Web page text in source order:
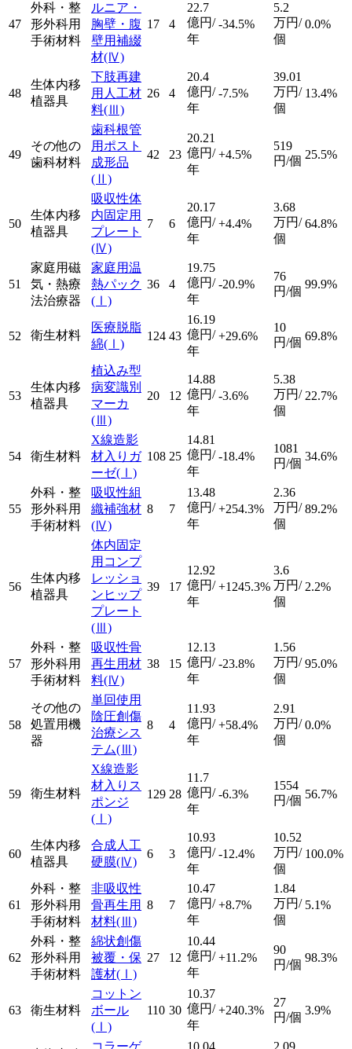
47
外科・整
形外科用
手術材料
ルニア・
胸壁・腹
壁用補綴
材(Ⅳ)
17 4
22.7
億円/
年
-34.5%
5.2
万円/
個
0.0%
48
生体内移
植器具
下肢再建
用人工材
料(Ⅲ)
26 4
20.4
億円/
年
-7.5%
39.01
万円/
個
13.4%
49
その他の
歯科材料
歯科根管
用ポスト
成形品
(Ⅱ)
42 23
20.21
億円/
年
+4.5%
519
円/個 25.5%
50
生体内移
植器具
吸収性体
内固定用
プレート
(Ⅳ)
7 6
20.17
億円/
年
+4.4%
3.68
万円/
個
64.8%
51
家庭用磁
気・熱療
法治療器
家庭用温
熱パック
(Ⅰ)
36 4
19.75
億円/
年
-20.9%
76
円/個
99.9%
52 衛生材料
医療脱脂
綿(Ⅰ)
124 43
16.19
億円/
年
+29.6%
10
円/個 69.8%
53
生体内移
植器具
植込み型
病変識別
マーカ
(Ⅲ)
20 12
14.88
億円/
年
-3.6%
5.38
万円/
個
22.7%
54 衛生材料
X線造影
材入りガ
ーゼ(Ⅰ)
108 25
14.81
億円/
年
-18.4%
1081
円/個
34.6%
55
外科・整
形外科用
手術材料
吸収性組
織補強材
(Ⅳ)
8 7
13.48
億円/
年
+254.3%
2.36
万円/
個
89.2%
56
生体内移
植器具
体内固定
用コンプ
レッショ
ンヒップ
プレート
(Ⅲ)
39 17
12.92
億円/
年
+1245.3%
3.6
万円/
個
2.2%
57
外科・整
形外科用
手術材料
吸収性骨
再生用材
料(Ⅳ)
38 15
12.13
億円/
年
-23.8%
1.56
万円/
個
95.0%
58
その他の
処置用機
器
単回使用
陰圧創傷
治療シス
テム(Ⅲ)
8 4
11.93
億円/
年
+58.4%
2.91
万円/
個
0.0%
59 衛生材料
X線造影
材入りス
ポンジ
(Ⅰ)
129 28
11.7
億円/
年
-6.3%
1554
円/個 56.7%
60
生体内移
植器具
合成人工
硬膜(Ⅳ)
6 3
10.93
億円/
年
-12.4%
10.52
万円/
個
100.0%
61
外科・整
形外科用
手術材料
非吸収性
骨再生用
材料(Ⅲ)
8 7
10.47
億円/
年
+8.7%
1.84
万円/
個
5.1%
62
外科・整
形外科用
手術材料
綿状創傷
被覆・保
護材(Ⅰ)
27 12
10.44
億円/
年
+11.2%
90
円/個
98.3%
63 衛生材料
コットン
ボール
(Ⅰ)
110 30
10.37
億円/
年
+240.3%
27
円/個
3.9%